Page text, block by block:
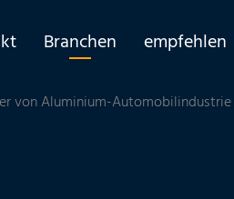
Branchen empfehlen
von Aluminium-Automobilindustrie